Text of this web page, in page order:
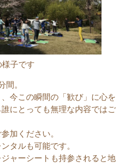
子です
間。
今この瞬間の「歓び」に心を
にとっても無理な内容ではご
加ください。
タルも可能です。
ャーシートも持参されると地